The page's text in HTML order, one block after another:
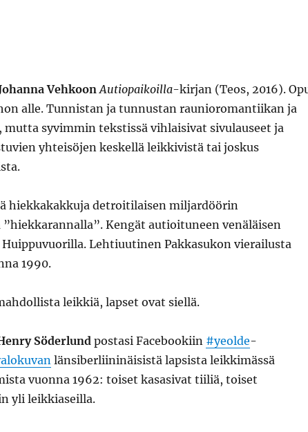
Vehkoon Autiopaikoilla-kirjan (Teos, 2016).
alle. Tunnistan ja tunnustan raunioromantiikan ja
syvimmin tekstissä vihlaisivat sivulauseet ja
yhteisöjen keskellä leikkivistä tai joskus
hiekkakakkuja detroitilaisen miljardöörin
Kengät autioituneen venäläisen
Huippuvuorilla. Lehtiuutinen Pakkasukon vierailusta
1990.
leikkiä, lapset ovat siellä.
Söderlundpostasi Facebookiin #yeolde-
länsiberliininäisistä lapsista leikkimässä
vuonna 1962: toiset kasasivat tiiliä, toiset
yli leikkiaseilla.